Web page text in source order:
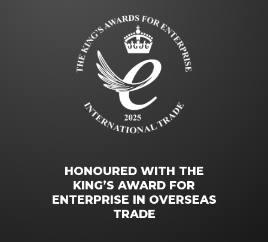
HONOURED WITH THE
KING’S AWARD FOR
ENTERPRISE IN OVERSEAS
TRADE